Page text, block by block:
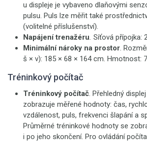
u displeje je vybaveno dlaňovými
pulsu. Puls lze měřit také
(volitelné příslušenství).
Napájení trenažéru. Síťová přípojka:
Minimální nároky na prostor.
š × v): 185 × 68 × 164 cm. Hmotnost:
Tréninkový počítač
Tréninkový počítač. Přehledný
zobrazuje měřené hodnoty: čas,
vzdálenost, puls, frekvenci šlapání a
Průměrné tréninkové hodnoty se
i po jeho skončení. Pro ovládání